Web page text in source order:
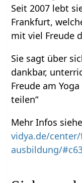
Seit 2007 lebt
Frankfurt,
mit viel Freude
Sie sagt über
dankbar,
Freude am
teilen“
Mehr Infos
vidya.de/
ausbildung/